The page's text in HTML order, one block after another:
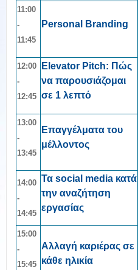
11:00
-
11:45
Personal Branding
12:00
-
12:45
Elevator Pitch: Πώς
να παρουσιάζομαι
σε 1 λεπτό
13:00
-
13:45
Επαγγέλματα του
μέλλοντος
14:00
-
14:45
Τα social media κατά
την αναζήτηση
εργασίας
15:00
-
15:45
Αλλαγή καριέρας σε
κάθε ηλικία